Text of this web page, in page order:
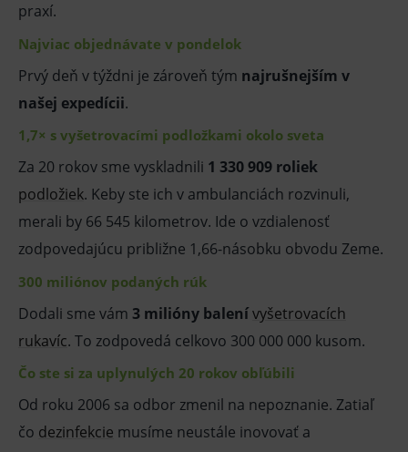
praxí.
Najviac objednávate v pondelok
Prvý deň v týždni je zároveň tým najrušnejším v
našej expedícii.
1,7× s vyšetrovacími podložkami okolo sveta
Za 20 rokov sme vyskladnili 1 330 909 roliek
podložiek. Keby ste ich v ambulanciách rozvinuli,
merali by 66 545 kilometrov. Ide o vzdialenosť
zodpovedajúcu približne 1,66-násobku obvodu Zeme.
300 miliónov podaných rúk
Dodali sme vám 3 milióny balenívyšetrovacích
rukavíc. To zodpovedá celkovo 300 000 000 kusom.
Čo ste si za uplynulých 20 rokov obľúbili
Od roku 2006 sa odbor zmenil na nepoznanie. Zatiaľ
čo dezinfekcie musíme neustále inovovať a